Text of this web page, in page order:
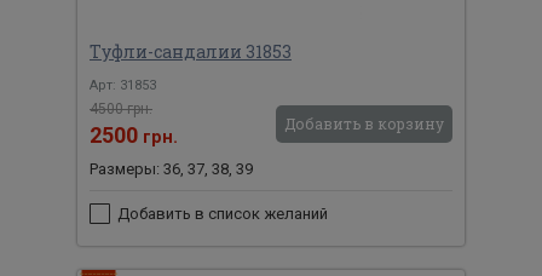
Туфли-сандалии 31853
Арт: 31853
4500 грн.
2500 грн.
Добавить в корзину
Размеры: 36, 37, 38, 39
Добавить в список желаний